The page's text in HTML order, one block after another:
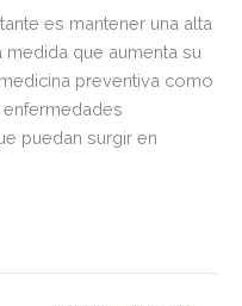
es mantener una alta
que aumenta su
preventiva como
puedan surgir en